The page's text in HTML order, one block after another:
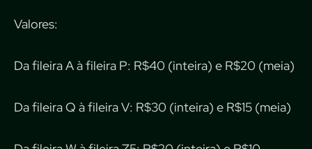
Valores:
Da fileira A à fileira P: R$40 (inteira) e R$20 (meia)
Da fileira Q à fileira V: R$30 (inteira) e R$15 (meia)